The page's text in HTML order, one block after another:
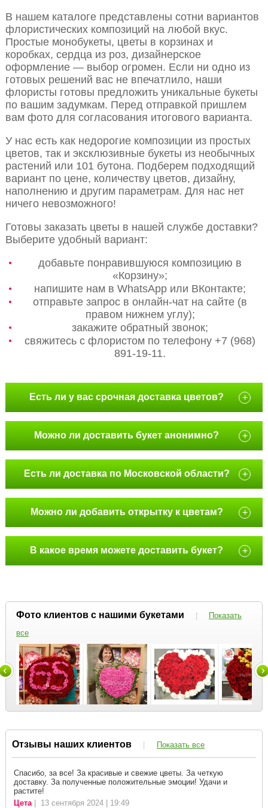
В нашем каталоге представлены сотни вариантов
флористических композиций на любой вкус.
Простые монобукеты, цветы в корзинах и
коробках, сердца из роз, дизайнерское
оформление — выбор огромен. Если ни одно из
готовых решений вас не впечатлило, наши
флористы готовы предложить уникальные букеты
по вашим задумкам. Перед отправкой пришлем
вам фото для согласования итогового варианта.
У нас есть как недорогие композиции из простых
цветов, так и эксклюзивные букеты из необычных
растений или 101 бутона. Подберем подходящий
вариант по цене, количеству цветов, дизайну,
наполнению и другим параметрам. Для нас нет
ничего невозможного!
Готовы заказать цветы в нашей службе доставки?
Выберите удобный вариант:
добавьте понравившуюся композицию в
«Корзину»;
напишите нам в WhatsApp или ВКонтакте;
отправьте запрос в онлайн-чат на сайте (в
правом нижнем углу);
закажите обратный звонок;
свяжитесь с флористом по телефону +7 (968)
891-19-11.
Есть ли у вас срочная доставка цветов? +
Можно ли доставить букет анонимно? +
Есть ли доставка по Московской области? +
Можно ли добавить открытку к цветам? +
В какое время можете доставить букет? +
Фото клиентов с нашими букетами |
Показать
все
Отзывы наших клиентов | Показать все
Спасибо, за все! За красивые и свежие цветы. За четкую
доставку. За полученные положительные эмоции! Удачи и
растите!
Цета| 13 сентября 2024 | 19:49